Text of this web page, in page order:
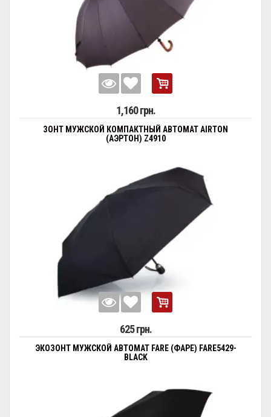
1,160 грн.
ЗОНТ МУЖСКОЙ КОМПАКТНЫЙ АВТОМАТ AIRTON
(АЭРТОН) Z4910
625 грн.
ЭКОЗОНТ МУЖСКОЙ АВТОМАТ FARE (ФАРЕ) FARE5429-
BLACK